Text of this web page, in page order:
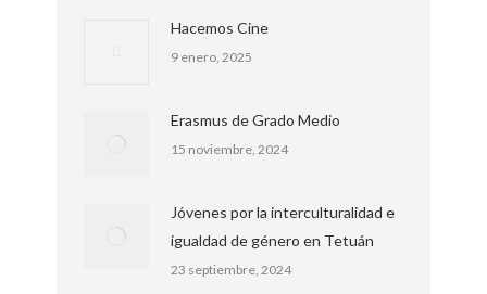
Hacemos Cine
9 enero, 2025
Erasmus de Grado Medio
15 noviembre, 2024
Jóvenes por la interculturalidad e
igualdad de género en Tetuán
23 septiembre, 2024